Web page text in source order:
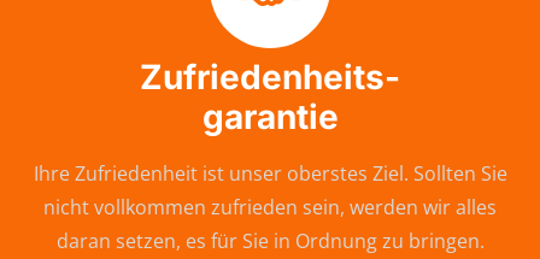
Zufriedenheits-
garantie
Ihre Zufriedenheit ist unser oberstes Ziel. Sollten Sie
nicht vollkommen zufrieden sein, werden wir alles
daran setzen, es für Sie in Ordnung zu bringen.